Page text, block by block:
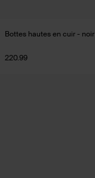
Bottes hautes en cuir - noir
220.99